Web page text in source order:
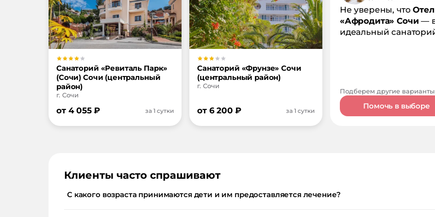
Санаторий «Ревиталь Парк»
(Сочи) Сочи (центральный
район)
г. Сочи
от 4 055₽ за 1 сутки
Санаторий «Фрунзе» Сочи
(центральный район)
г. Сочи
от 6 200 ₽ за 1 сутки
Не уверены, что
«Афродита» Сочи —
идеальный
Подберем другие варианты
Помочь в выборе
Клиенты часто спрашивают
С какого возраста принимаются дети и им предоставляется лечение?